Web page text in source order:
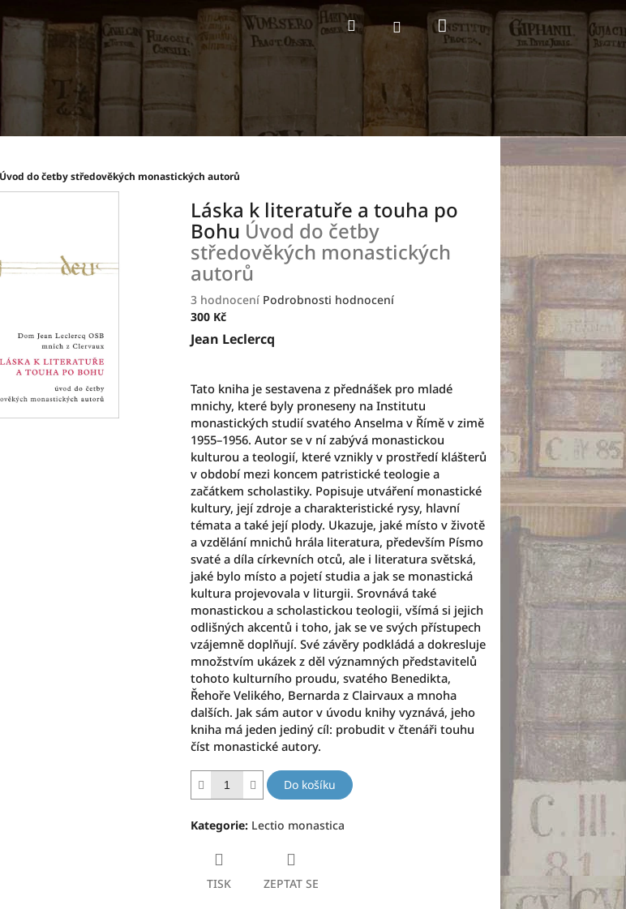
HledatPřihlášeníNákupní
košík
Úvod do četby středověkých monastických autorů
Láska k literatuře a touha po
Bohu Úvod do četby
středověkých monastických
autorů
Průměrné
hodnocení
produktu
je
5
hvězdiček.
3 hodnocení Podrobnosti hodnocení
300 Kč
Měrná
cena:
Jean Leclercq
Tato kniha je sestavena z přednášek pro mladé
mnichy, které byly proneseny na Institutu
monastických studií svatého Anselma v Římě v zimě
1955–1956. Autor se v ní zabývá monastickou
kulturou a teologií, které vznikly v prostředí klášterů
v období mezi koncem patristické teologie a
začátkem scholastiky. Popisuje utváření monastické
kultury, její zdroje a charakteristické rysy, hlavní
témata a také její plody. Ukazuje, jaké místo v životě
a vzdělání mnichů hrála literatura, především Písmo
svaté a díla církevních otců, ale i literatura světská,
jaké bylo místo a pojetí studia a jak se monastická
kultura projevovala v liturgii. Srovnává také
monastickou a scholastickou teologii, všímá si jejich
odlišných akcentů i toho, jak se ve svých přístupech
vzájemně doplňují. Své závěry podkládá a dokresluje
množstvím ukázek z děl významných představitelů
tohoto kulturního proudu, svatého Benedikta,
Řehoře Velikého, Bernarda z Clairvaux a mnoha
dalších. Jak sám autor v úvodu knihy vyznává, jeho
kniha má jeden jediný cíl: probudit v čtenáři touhu
číst monastické autory.
Do košíku
Kategorie: Lectio monastica
TISK ZEPTAT SE